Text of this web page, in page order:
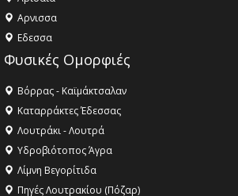
Aρνισσα
Eδεσσα
Φυσικές Ομορφιές
Βόρρας - Καϊμάκτσαλαν
Καταρράκτες Έδεσσας
Λουτράκι - Λουτρά
Υδροβιότοπος Άγρα
Λίμνη Βεγορίτιδα
Πηγές Λουτρακίου (Πόζαρ)